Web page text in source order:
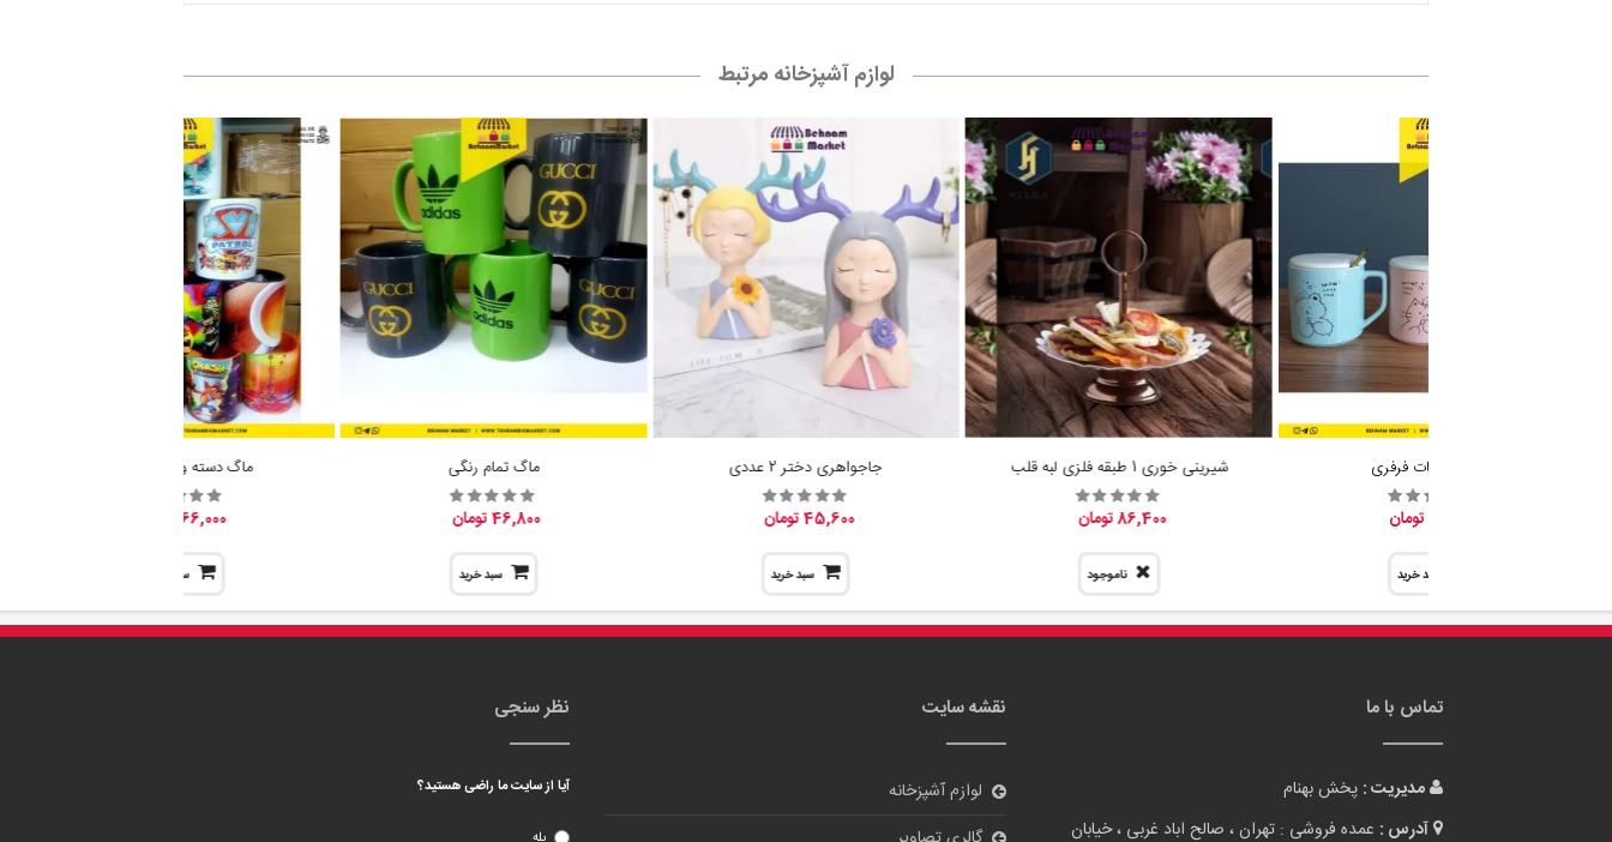
لوازم آشپزخانه مرتبط
ماگ حیوانات فرفری
سبد خرید
شیرینی خوری 1 طبقه فلزی لبه قلب
86,400 تومان
ناموجود
جاجواهری دختر 2 عددی
45,600 تومان
سبد خرید
ماگ تمام رنگی
46,800 تومان
سبد خرید
ماگ دسته و داخل رنگی
66,000 تومان
سبد خرید
تماس با ما
مدیریت : پخش بهنام
آدرس : عمده فروشی : تهران ، صالح اباد غربی ، خیابان
نقشه سایت
لوازم آشپزخانه
نظر سنجی
آیا از سایت ما راضی هستید؟